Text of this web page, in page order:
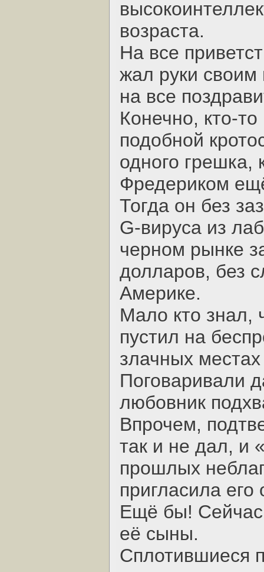
возраста.
На все
жал руки своим
на все
Конечно, кто-
подобной
одного грешка,
Фредериком
Тогда он без
G-вируса из
черном рынке
долларов, без
Америке.
Мало кто знал,
пустил на
злачных
Поговаривали
любовник
Впрочем,
так и не дал, и
прошлых
пригласила его
Ещё бы!
её сыны.
Сплотившиеся